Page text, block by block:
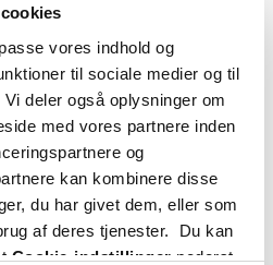
vores indhold og
til sociale medier og til
deler også oplysninger om
med vores partnere inden
og
kan kombinere disse
du har givet dem, eller som
af deres tjenester. Du kan
Cookie-indstillingernederst